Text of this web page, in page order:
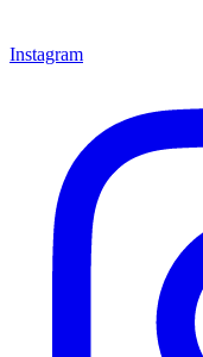
Instagram